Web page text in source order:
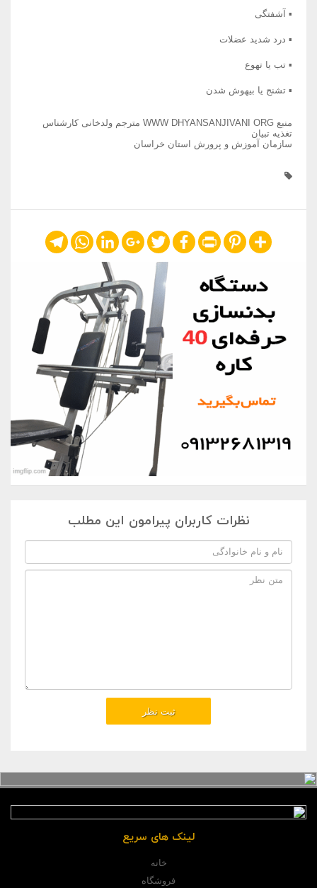
▪ آشفتگی
▪ درد شدید عضلات
▪ تب یا تهوع
▪ تشنج یا بیهوش شدن
منبع WWW DHYANSANJIVANI ORG مترجم ولدخانی کارشناس
تغذیه تبیان
سازمان آموزش و پرورش استان خراسان
Share
Pinterest
Print
Facebook
Twitter
Google+
LinkedIn
WhatsApp
Telegram
نظرات کاربران پیرامون این مطلب
لینک های سریع
خانه
فروشگاه